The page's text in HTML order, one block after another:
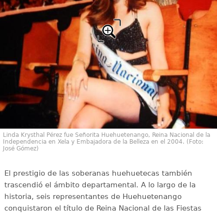
Linda Krysthal Pérez fue Señorita Huehuetenango, Reina Nacional de la
Independencia en Xela y Embajadora de la Belleza en el 2004. (Foto:
José Gómez)
El prestigio de las soberanas huehuetecas también
trascendió el ámbito departamental. A lo largo de la
historia, seis representantes de Huehuetenango
conquistaron el título de Reina Nacional de las Fiestas